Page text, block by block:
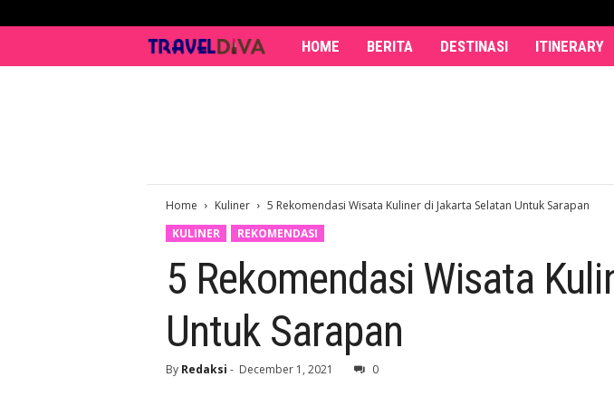
e
l
i
v
HOME BERITA DESTINASI ITINERARY
Home Kuliner
5 Rekomendasi Wisata Kuliner di Jakarta Selatan Untuk Sarapan
KULINER
REKOMENDASI
5 Rekomendasi Wisata
Untuk Sarapan
By Redaksi - December 1, 2021 0